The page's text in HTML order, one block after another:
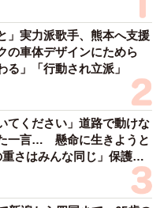
ゃん、右がラテちゃん
と名付けた。モカちゃ
ラテちゃんは、体が少
。しばらくして、ラテ
」実力派歌手、熊本へ支援
の車体デザインにためら
」「行動され立派」
てください」道路で動けな
一言… 懸命に生きようと
さはみんな同じ」保護団